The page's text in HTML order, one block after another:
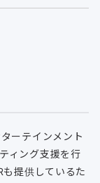
ーテインメント
ィング支援を行
も提供しているた